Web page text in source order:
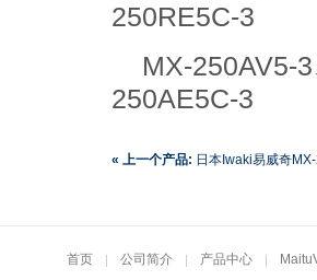
250RE5C-3
MX-250AV5-
250AE5C-3
« 上一个产品: 日本Iwaki易威奇
首页 公司简介 产品中心